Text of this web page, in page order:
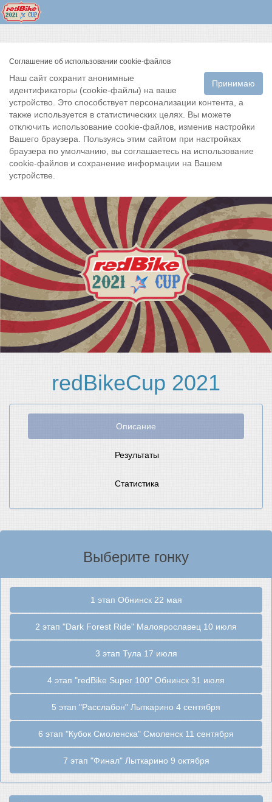
Соглашение об использовании cookie-файлов
Принимаю
Наш сайт сохранит анонимные
идентификаторы (cookie-файлы) на ваше
устройство. Это способствует персонализации контента, а
также используется в статистических целях. Вы можете
отключить использование cookie-файлов, изменив настройки
Вашего браузера. Пользуясь этим сайтом при настройках
браузера по умолчанию, вы соглашаетесь на использование
cookie-файлов и сохранение информации на Вашем
устройстве.
redBikeCup 2021
Описание
Результаты
Статистика
Выберите гонку
1 этап Обнинск 22 мая
2 этап "Dark Forest Ride" Малоярославец 10 июля
3 этап Тула 17 июля
4 этап "redBike Super 100" Обнинск 31 июля
5 этап "Расслабон" Лыткарино 4 сентября
6 этап "Кубок Смоленска" Смоленск 11 сентября
7 этап "Финал" Лыткарино 9 октября